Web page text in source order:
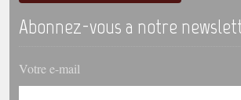
France
Abonnez-vous a notre
Votre e-mail